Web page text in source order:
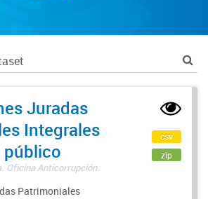
Juradas
Integrales
público
Oficina Anticorrupción.
Patrimoniales
csv
zip